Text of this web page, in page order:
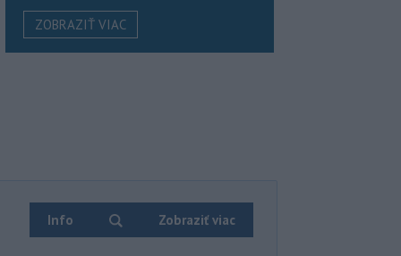
ZOBRAZIŤ VIAC
Info Zobraziť viac